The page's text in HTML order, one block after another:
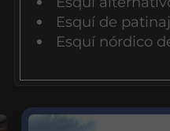
Esquí de
Esquí nórdico